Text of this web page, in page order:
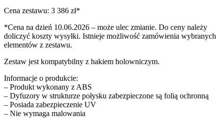
Cena zestawu: 3 386 zł*
*Cena na dzień 10.06.2026 – może ulec zmianie. Do ceny należy
doliczyć koszty wysyłki. Istnieje możliwość zamówienia wybranych
elementów z zestawu.
Zestaw jest kompatybilny z hakiem holowniczym.
Informacje o produkcie:
– Produkt wykonany z ABS
– Dyfuzory w strukturze połysku zabezpieczone są folią ochronną
– Posiada zabezpieczenie UV
– Nie wymaga malowania